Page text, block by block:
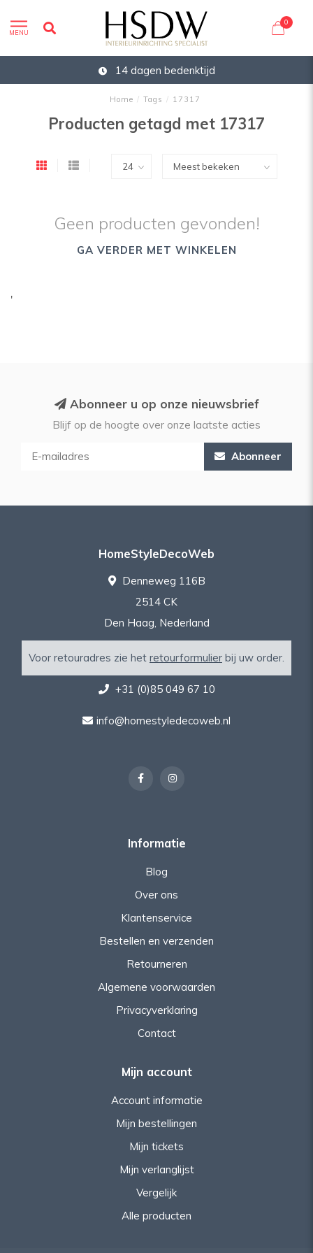
MENU
0
14 dagen bedenktijd
Home / Tags / 17317
Producten getagd met 17317
Geen producten gevonden!
GA VERDER MET WINKELEN
'
Abonneer u op onze nieuwsbrief
Blijf op de hoogte over onze laatste acties
Abonneer
HomeStyleDecoWeb
Denneweg 116B
2514 CK
Den Haag, Nederland
Voor retouradres zie het retourformulier bij uw order.
+31 (0)85 049 67 10
info@homestyledecoweb.nl
Informatie
Blog
Over ons
Klantenservice
Bestellen en verzenden
Retourneren
Algemene voorwaarden
Privacyverklaring
Contact
Mijn account
Account informatie
Mijn bestellingen
Mijn tickets
Mijn verlanglijst
Vergelijk
Alle producten